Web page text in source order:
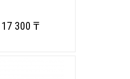
17 300 ₸